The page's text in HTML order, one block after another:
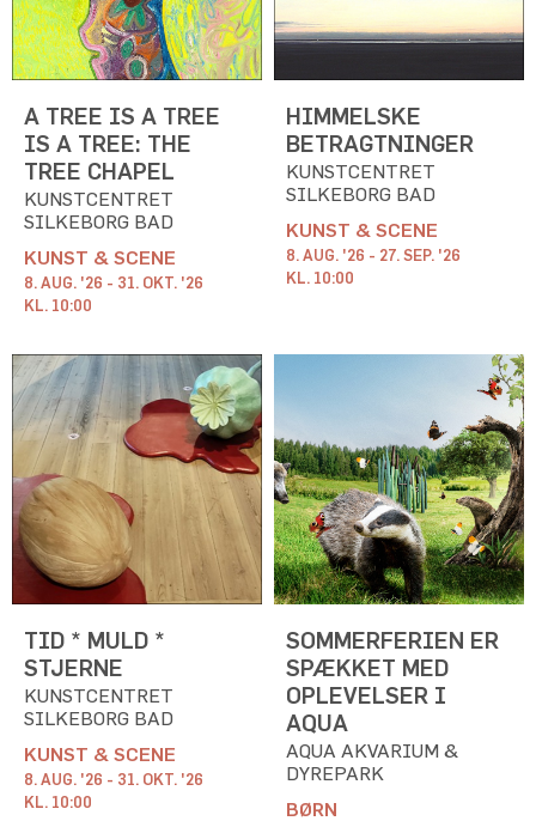
A TREE IS A TREE
IS A TREE: THE
TREE CHAPEL
KUNSTCENTRET
SILKEBORG BAD
KUNST & SCENE
8. AUG. '26 - 31. OKT. '26
KL. 10:00
HIMMELSKE
BETRAGTNINGER
KUNSTCENTRET
SILKEBORG BAD
KUNST & SCENE
8. AUG. '26 - 27. SEP. '26
KL. 10:00
TID * MULD *
STJERNE
KUNSTCENTRET
SILKEBORG BAD
KUNST & SCENE
8. AUG. '26 - 31. OKT. '26
KL. 10:00
SOMMERFERIEN ER
SPÆKKET MED
OPLEVELSER I
AQUA
AQUA AKVARIUM &
DYREPARK
BØRN